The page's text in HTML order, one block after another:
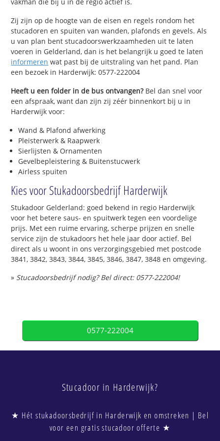
Zij zijn op de hoogte van de eisen en regels rondom het
stucadoren en spuiten van wanden, plafonds en gevels. Als
u van plan bent stucadoorswerkzaamheden uit te laten
voeren in Gelderland, dan is het belangrijk u goed te laten
informeren wat past bij de uitstraling van het pand. Plan
een bezoek in Harderwijk: 0577-222004
Heeft u een folder in de bus ontvangen?Bel dan snel voor
een afspraak, want dan zijn zij zéér binnenkort bij u in
Harderwijk voor:
Wand & Plafond afwerking
Pleisterwerk & Raapwerk
Sierlijsten & Ornamenten
Gevelbepleistering & Buitenstucwerk
Airless spuiten
Kies voor Stukadoorsbedrijf Harderwijk
Stukadoor Gelderland: goed bekend in regio Harderwijk
voor het betere saus- en spuitwerk tegen een voordelige
prijs. Met een ruime ervaring, scherpe prijzen en snelle
service zijn de stukadoors het hele jaar door actief. Bel
direct als u woont in ons verzorgingsgebied met postcode
3841, 3842, 3843, 3844, 3845, 3846, 3847, 3848 en omgeving.
» Stucadoorsbedrijf nodig? Bel direct: 0577-222004!
0577-222004
Stucadoor in Harderwijk?
★ Hét stukadoorsbedrijf in Harderwijk en omstreken | Bel
voor een gratis stucadoor offerte ★